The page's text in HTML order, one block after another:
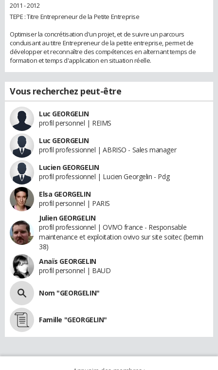
2011 - 2012
TEPE : Titre Entrepreneur de la Petite Entreprise
Optimiser la concrétisation d'un projet, et de suivre un parcours
conduisant au titre Entrepreneur de la petite entreprise, permet de
développer et reconnaître des compétences en alternant temps de
formation et temps d'application en situation réelle.
Vous recherchez peut-être
Luc GEORGELIN
profil personnel | REIMS
Luc GEORGELIN
profil professionnel | ABRISO - Sales manager
Lucien GEORGELIN
profil professionnel | Lucien Georgelin - Pdg
Elsa GEORGELIN
profil personnel | PARIS
Julien GEORGELIN
profil professionnel | OVIVO france - Responsable
maintenance et exploitation ovivo sur site soitec (bernin
38)
Anaïs GEORGELIN
profil personnel | BAUD
Nom "GEORGELIN"
Famille "GEORGELIN"